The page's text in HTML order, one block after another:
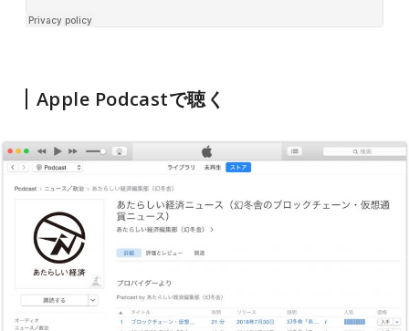
Apple Podcastで聴く